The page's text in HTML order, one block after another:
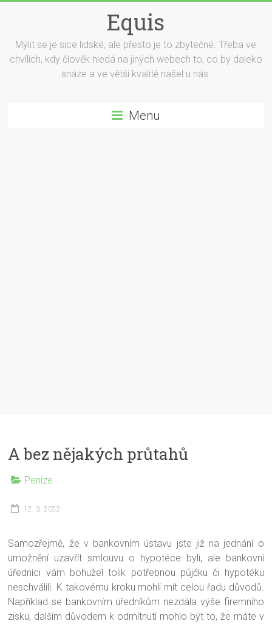
Equis
Mýlit se je sice lidské, ale přesto je to zbytečné. Třeba ve
chvílích, kdy člověk hledá na jiných webech to, co by daleko
snáze a ve větší kvalitě našel u nás.
Menu
A bez nějakých průtahů
Peníze
12. 3. 2022
Samozřejmě, že v bankovním ústavu jste již na jednání o
umožnění uzavřít smlouvu o hypotéce byli, ale bankovní
úředníci vám bohužel tolik potřebnou půjčku či hypotéku
neschválili. K takovému kroku mohli mít celou řadu důvodů.
Například se bankovním úředníkům nezdála výše firemního
zisku, dalším důvodem k odmítnutí mohlo být to, že máte v